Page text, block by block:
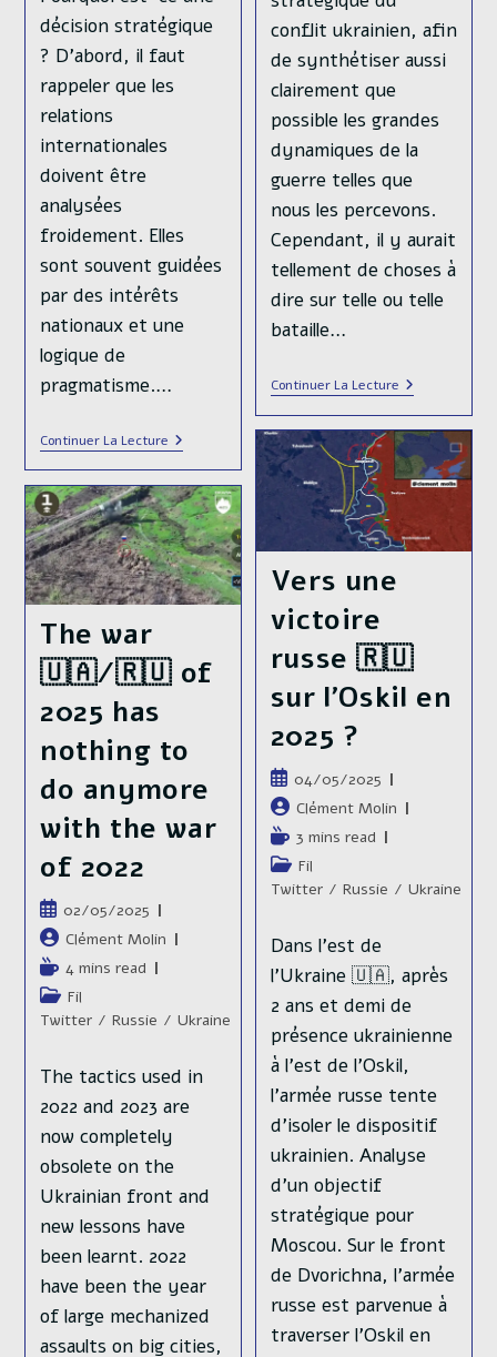
conflit ukrainien, afin
de synthétiser aussi
clairement que
possible les grandes
dynamiques de la
guerre telles que
nous les percevons.
Cependant, il y aurait
tellement de choses à
dire sur telle ou telle
bataille…
Continuer La LectureHistoire
Militaire
De
La
Guerre
En
Ukraine
Chapitre
2
Novembre
2022)
décision stratégique
? D’abord, il faut
rappeler que les
relations
internationales
doivent être
analysées
froidement. Elles
sont souvent guidées
par des intérêts
nationaux et une
logique de
pragmatisme.…
Continuer La LectureAhmed
Al-
Chaara,
Un
Ancien
Djihadhste
À
L’Elysée.
Un
Choix
La
France
Vers une
victoire
russe 🇷🇺
sur l’Oskil en
2025 ?
Publication
publiée :
04/05/2025
Auteur/autrice
de
la
publication :
Clément Molin
Temps
de
lecture :
3 mins read
Post
category:
Fil
Twitter / Russie / Ukraine
Dans l'est de
l'Ukraine 🇺🇦, après
2 ans et demi de
présence ukrainienne
à l'est de l'Oskil,
l'armée russe tente
d'isoler le dispositif
ukrainien. Analyse
d'un objectif
stratégique pour
Moscou. Sur le front
de Dvorichna, l'armée
russe est parvenue à
traverser l'Oskil en
The war
🇺🇦/🇷🇺 of
2025 has
nothing to
do anymore
with the war
of 2022
Publication
publiée :
02/05/2025
Auteur/autrice
de
la
publication :
Clément Molin
Temps
de
lecture :
4 mins read
Post
category:
Fil
Twitter / Russie / Ukraine
The tactics used in
2022 and 2023 are
now completely
obsolete on the
Ukrainian front and
new lessons have
been learnt. 2022
have been the year
of large mechanized
assaults on big cities,